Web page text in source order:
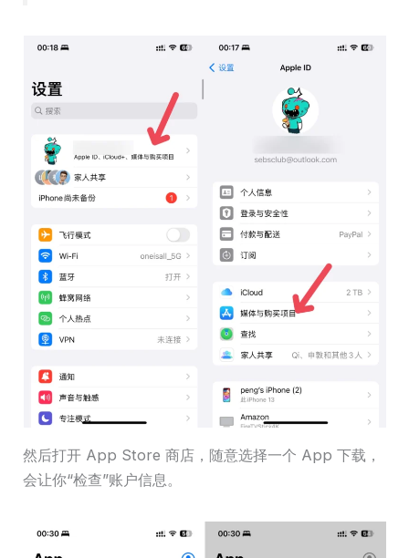
然后打开 App Store 商店，随意选择一个 App 下载，
会让你“检查”账户信息。